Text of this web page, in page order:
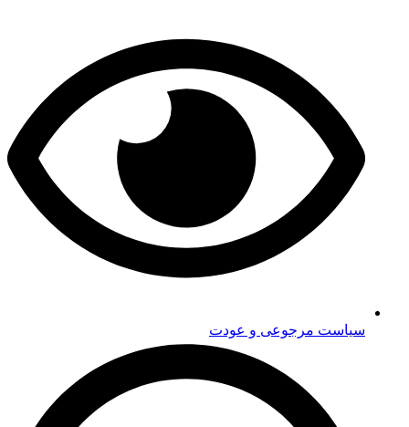
سیاست مرجوعی و عودت